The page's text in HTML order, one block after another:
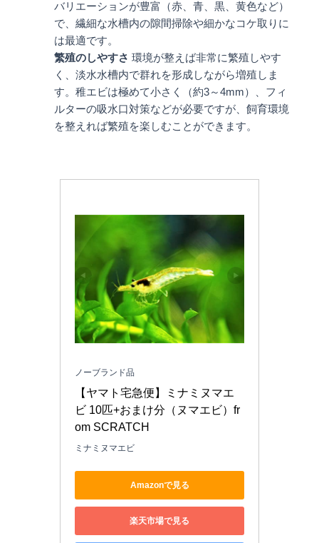
バリエーションが豊富（赤、青、黒、黄色など）
で、繊細な水槽内の隙間掃除や細かなコケ取りに
は最適です。
繁殖のしやすさ 環境が整えば非常に繁殖しやす
く、淡水水槽内で群れを形成しながら増殖しま
す。稚エビは極めて小さく（約3～4mm）、フィ
ルターの吸水口対策などが必要ですが、飼育環境
を整えれば繁殖を楽しむことができます。
ノーブランド品
【ヤマト宅急便】ミナミヌマエ
ビ 10匹+おまけ分（ヌマエビ）fr
om SCRATCH
ミナミヌマエビ
Amazonで見る
楽天市場で見る